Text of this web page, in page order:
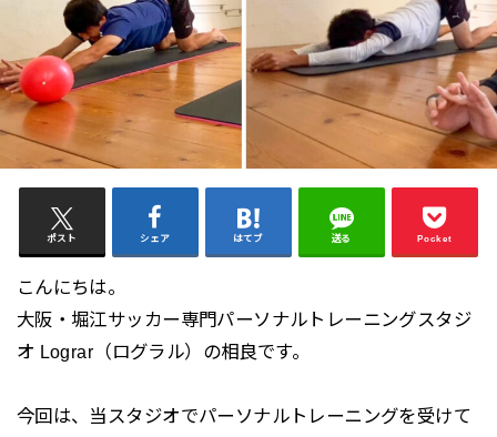
ポスト シェア はてブ 送る Pocket
こんにちは。
大阪・堀江サッカー専門パーソナルトレーニングスタジ
オ Lograr（ログラル）の相良です。
今回は、当スタジオでパーソナルトレーニングを受けて